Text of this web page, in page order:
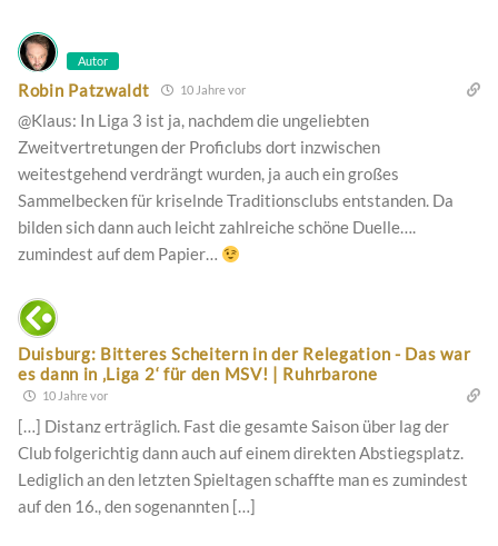
Autor
Robin Patzwaldt 10 Jahre vor
@Klaus: In Liga 3 ist ja, nachdem die ungeliebten
Zweitvertretungen der Proficlubs dort inzwischen
weitestgehend verdrängt wurden, ja auch ein großes
Sammelbecken für kriselnde Traditionsclubs entstanden. Da
bilden sich dann auch leicht zahlreiche schöne Duelle….
zumindest auf dem Papier…
Duisburg: Bitteres Scheitern in der Relegation - Das war
es dann in ‚Liga 2‘ für den MSV! | Ruhrbarone
10 Jahre vor
[…] Distanz erträglich. Fast die gesamte Saison über lag der
Club folgerichtig dann auch auf einem direkten Abstiegsplatz.
Lediglich an den letzten Spieltagen schaffte man es zumindest
auf den 16., den sogenannten […]